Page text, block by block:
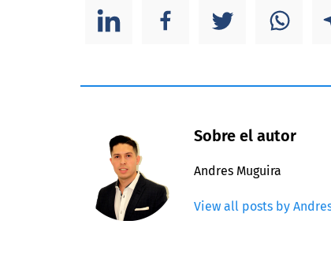
Sobre el autor
Andres Muguira
View all posts by